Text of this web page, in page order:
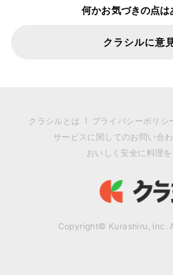
何かお気づきの点は
クラシルに意
クラシルとは プライバシーポリシ
サービスに関してのお問い合
おいしく安全に料理
Copyright© Kurashiru, Inc.